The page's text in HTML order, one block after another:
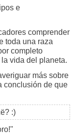
e
comprender
toda una raza
completo
vida del planeta.
más sobre
conclusión de que
:)